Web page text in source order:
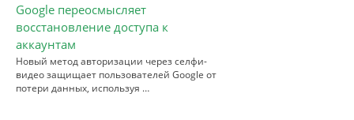
Google переосмысляет
восстановление доступа к
аккаунтам
Новый метод авторизации через селфи-
видео защищает пользователей Google от
потери данных, используя …